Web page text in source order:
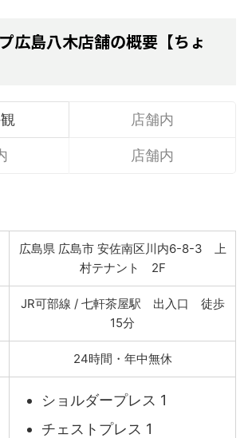
広島八木店舗の概要【ちょ
店舗内
店舗内
広島県 広島市 安佐南区川内6-8-3 上
村テナント 2F
JR可部線 / 七軒茶屋駅 出入口 徒歩
15分
24時間・年中無休
ショルダープレス 1
チェストプレス 1